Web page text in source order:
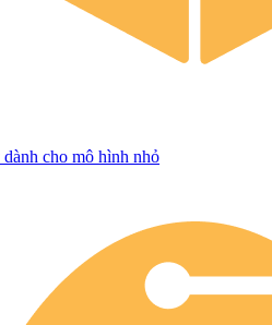
cho mô hình nhỏ